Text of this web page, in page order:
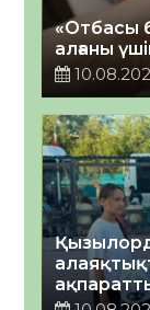
«Отбасы
алғаны